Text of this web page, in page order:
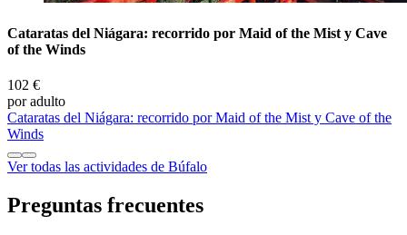
Cataratas del Niágara: recorrido por Maid of the Mist y Cave
of the Winds
102 €
por adulto
Cataratas del Niágara: recorrido por Maid of the Mist y Cave of the
Winds
Ver todas las actividades de Búfalo
Preguntas frecuentes